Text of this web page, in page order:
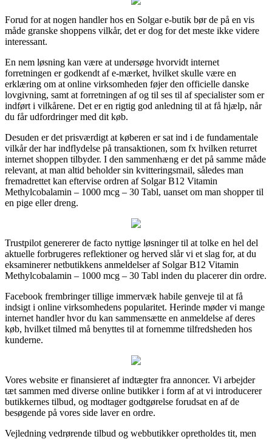
Forud for at nogen handler hos en Solgar e-butik bør de på en vis
måde granske shoppens vilkår, det er dog for det meste ikke videre
interessant.
En nem løsning kan være at undersøge hvorvidt internet
forretningen er godkendt af e-mærket, hvilket skulle være en
erklæring om at online virksomheden føjer den officielle danske
lovgivning, samt at forretningen af og til ses til af specialister som er
indført i vilkårene. Det er en rigtig god anledning til at få hjælp, når
du får udfordringer med dit køb.
Desuden er det prisværdigt at køberen er sat ind i de fundamentale
vilkår der har indflydelse på transaktionen, som fx hvilken returret
internet shoppen tilbyder. I den sammenhæng er det på samme måde
relevant, at man altid beholder sin kvitteringsmail, således man
fremadrettet kan eftervise ordren af Solgar B12 Vitamin
Methylcobalamin – 1000 mcg – 30 Tabl, uanset om man shopper til
en pige eller dreng.
Trustpilot genererer de facto nyttige løsninger til at tolke en hel del
aktuelle forbrugeres reflektioner og herved slår vi et slag for, at du
eksaminerer netbutikkens anmeldelser af Solgar B12 Vitamin
Methylcobalamin – 1000 mcg – 30 Tabl inden du placerer din ordre.
Facebook frembringer tillige immervæk habile genveje til at få
indsigt i online virksomhedens popularitet. Herinde møder vi mange
internet handler hvor du kan sammensætte en anmeldelse af deres
køb, hvilket tilmed må benyttes til at fornemme tilfredsheden hos
kunderne.
Vores website er finansieret af indtægter fra annoncer. Vi arbejder
tæt sammen med diverse online butikker i form af at vi introducerer
butikkernes tilbud, og modtager godtgørelse forudsat en af de
besøgende på vores side laver en ordre.
Vejledning vedrørende tilbud og webbutikker opretholdes tit, men